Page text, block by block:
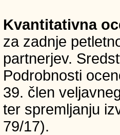
Kvantitativna
za zadnje
partnerjev.
Podrobnosti
39. člen
ter spremljanju
79/17).